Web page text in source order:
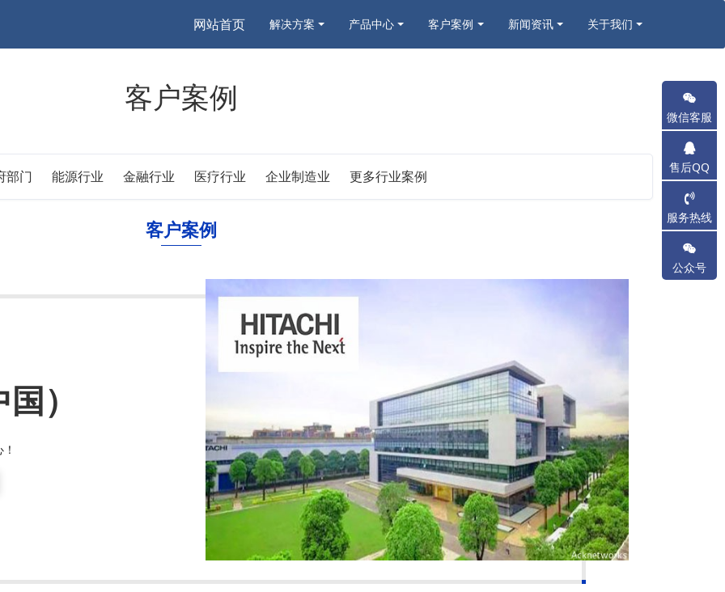
网站首页 解决方案 产品中心 客户案例 新闻资讯 关于我们
客户案例
部门 能源行业 金融行业 医疗行业 企业制造业 更多行业案例
客户案例
）
微信客服
售后QQ
服务热线
公众号